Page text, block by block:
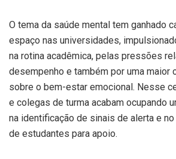
O tema da saúde mental tem ganhado
espaço nas universidades,
na rotina acadêmica, pelas pressões
desempenho e também por uma maior
sobre o bem-estar emocional. Nesse
e colegas de turma acabam ocupando
na identificação de sinais de alerta e
de estudantes para apoio.